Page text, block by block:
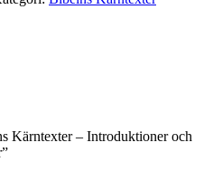
Kärntexter – Introduktioner och